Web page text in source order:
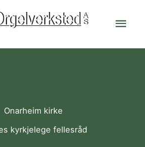
Onarheim kirke
kyrkjelege fellesråd